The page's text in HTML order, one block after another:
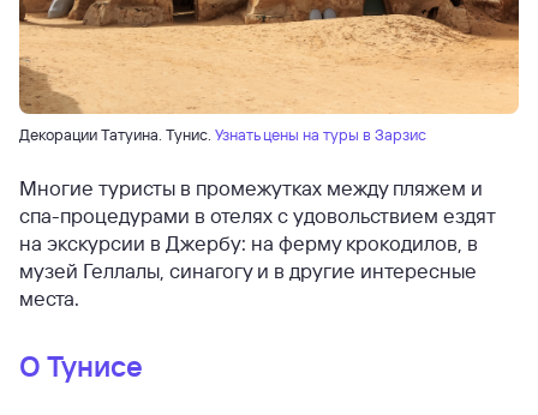
Декорации Татуина. Тунис. Узнать цены на туры в Зарзис
Многие туристы в промежутках между пляжем и
спа-процедурами в отелях с удовольствием ездят
на экскурсии в Джербу: на ферму крокодилов, в
музей Геллалы, синагогу и в другие интересные
места.
О Тунисе